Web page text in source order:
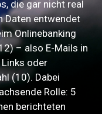
die gar nicht real
Daten entwendet
Onlinebanking
– also E-Mails in
oder
(10). Dabei
Rolle: 5
berichteten